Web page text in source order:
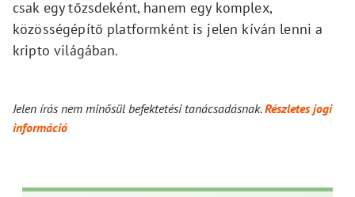
csak egy tőzsdeként, hanem egy komplex,
közösségépítő platformként is jelen kíván lenni a
kripto világában.
Jelen írás nem minősül befektetési tanácsadásnak.Részletes jogi
információ